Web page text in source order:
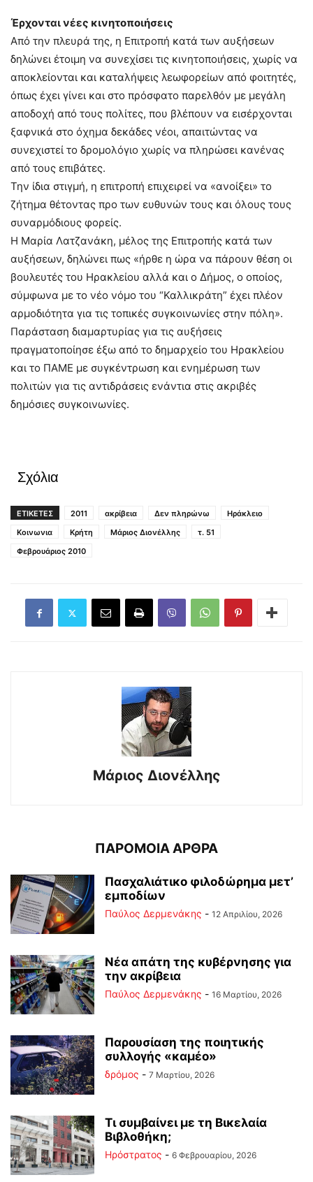
Έρχονται νέες κινητοποιήσεις
Από την πλευρά της, η Επιτροπή κατά των αυξήσεων
δηλώνει έτοιμη να συνεχίσει τις κινητοποιήσεις, χωρίς να
αποκλείονται και καταλήψεις λεωφορείων από φοιτητές,
όπως έχει γίνει και στο πρόσφατο παρελθόν με μεγάλη
αποδοχή από τους πολίτες, που βλέπουν να εισέρχονται
ξαφνικά στο όχημα δεκάδες νέοι, απαιτώντας να
συνεχιστεί το δρομολόγιο χωρίς να πληρώσει κανένας
από τους επιβάτες.
Την ίδια στιγμή, η επιτροπή επιχειρεί να «ανοίξει» το
ζήτημα θέτοντας προ των ευθυνών τους και όλους τους
συναρμόδιους φορείς.
Η Μαρία Λατζανάκη, μέλος της Επιτροπής κατά των
αυξήσεων, δηλώνει πως «ήρθε η ώρα να πάρουν θέση οι
βουλευτές του Ηρακλείου αλλά και ο Δήμος, ο οποίος,
σύμφωνα με το νέο νόμο του “Καλλικράτη” έχει πλέον
αρμοδιότητα για τις τοπικές συγκοινωνίες στην πόλη».
Παράσταση διαμαρτυρίας για τις αυξήσεις
πραγματοποίησε έξω από το δημαρχείο του Ηρακλείου
και το ΠΑΜΕ με συγκέντρωση και ενημέρωση των
πολιτών για τις αντιδράσεις ενάντια στις ακριβές
δημόσιες συγκοινωνίες.
Σχόλια
ΕΤΙΚΕΤΕΣ 2011 ακρίβεια Δεν πληρώνω
Ηράκλειο
Κοινωνια
Κρήτη Μάριος Διονέλλης
τ. 51
Φεβρουάριος 2010
Μάριος Διονέλλης
ΠΑΡΟΜΟΙΑ ΑΡΘΡΑ
Πασχαλιάτικο φιλοδώρημα μετ’
εμποδίων
Παύλος Δερμενάκης - 12 Απριλίου, 2026
Νέα απάτη της κυβέρνησης για
την ακρίβεια
Παύλος Δερμενάκης - 16 Μαρτίου, 2026
Παρουσίαση της ποιητικής
συλλογής «καμέο»
δρόμος - 7 Μαρτίου, 2026
Τι συμβαίνει με τη Βικελαία
Βιβλοθήκη;
Ηρόστρατος - 6 Φεβρουαρίου, 2026